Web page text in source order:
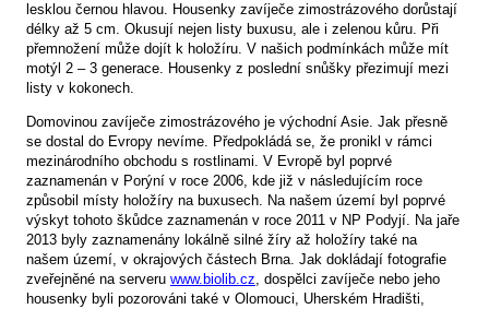
lesklou černou hlavou. Housenky zavíječe zimostrázového dorůstají
délky až 5 cm. Okusují nejen listy buxusu, ale i zelenou kůru. Při
přemnožení může dojít k holožíru. V našich podmínkách může mít
motýl 2 – 3 generace. Housenky z poslední snůšky přezimují mezi
listy v kokonech.
Domovinou zavíječe zimostrázového je východní Asie. Jak přesně
se dostal do Evropy nevíme. Předpokládá se, že pronikl v rámci
mezinárodního obchodu s rostlinami. V Evropě byl poprvé
zaznamenán v Porýní v roce 2006, kde již v následujícím roce
způsobil místy holožíry na buxusech. Na našem území byl poprvé
výskyt tohoto škůdce zaznamenán v roce 2011 v NP Podyjí. Na jaře
2013 byly zaznamenány lokálně silné žíry až holožíry také na
našem území, v okrajových částech Brna. Jak dokládají fotografie
zveřejněné na serveru www.biolib.cz, dospělci zavíječe nebo jeho
housenky byli pozorováni také v Olomouci, Uherském Hradišti,